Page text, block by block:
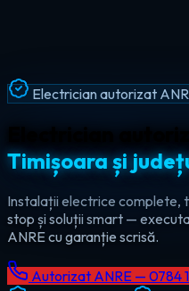
Intervenții Non-Stop ·
Urgențe electrice
județul Timiș
Ajungem la tine în maxim 60
noaptea. Electrician de
Lugoj, Deta și toate localitățile
Autorizat ANRE — 0784